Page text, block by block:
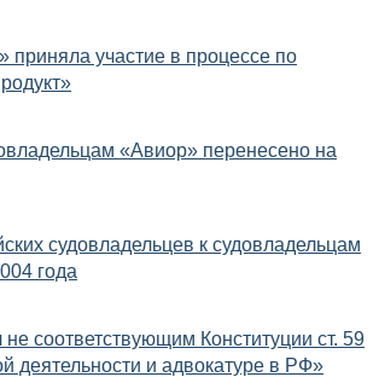
участие в процессе по
«Авиор» перенесено на
судовладельцев к судовладельцам
года
соответствующим Конституции ст. 59
деятельности и адвокатуре в РФ»